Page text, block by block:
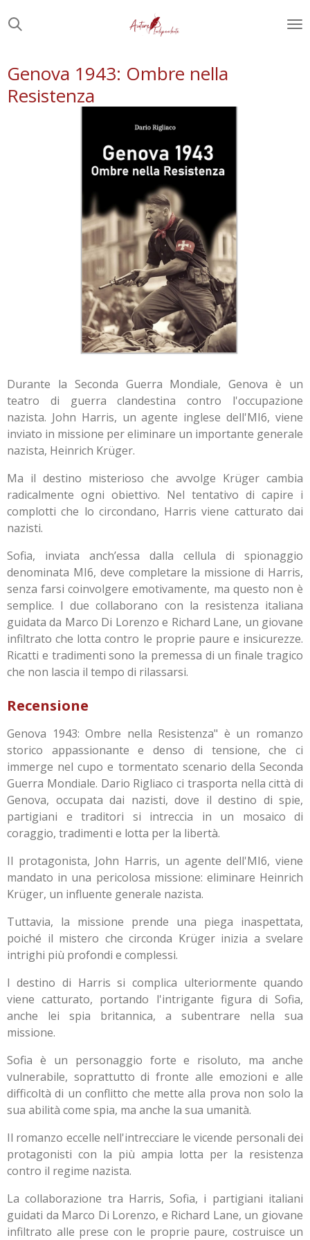
al
Genova 1943: Ombre nella
Resistenza
Durante la Seconda Guerra Mondiale, Genova è un
teatro di guerra clandestina contro l'occupazione
nazista. John Harris, un agente inglese dell'MI6, viene
inviato in missione per eliminare un importante generale
nazista, Heinrich Krüger.
Ma il destino misterioso che avvolge Krüger cambia
radicalmente ogni obiettivo. Nel tentativo di capire i
complotti che lo circondano, Harris viene catturato dai
nazisti.
Sofia, inviata anch’essa dalla cellula di spionaggio
denominata MI6, deve completare la missione di Harris,
senza farsi coinvolgere emotivamente, ma questo non è
semplice. I due collaborano con la resistenza italiana
guidata da Marco Di Lorenzo e Richard Lane, un giovane
infiltrato che lotta contro le proprie paure e insicurezze.
Ricatti e tradimenti sono la premessa di un finale tragico
che non lascia il tempo di rilassarsi.
Recensione
Genova 1943: Ombre nella Resistenza" è un romanzo
storico appassionante e denso di tensione, che ci
immerge nel cupo e tormentato scenario della Seconda
Guerra Mondiale. Dario Rigliaco ci trasporta nella città di
Genova, occupata dai nazisti, dove il destino di spie,
partigiani e traditori si intreccia in un mosaico di
coraggio, tradimenti e lotta per la libertà.
Il protagonista, John Harris, un agente dell'MI6, viene
mandato in una pericolosa missione: eliminare Heinrich
Krüger, un influente generale nazista.
Tuttavia, la missione prende una piega inaspettata,
poiché il mistero che circonda Krüger inizia a svelare
intrighi più profondi e complessi.
l destino di Harris si complica ulteriormente quando
viene catturato, portando l'intrigante figura di Sofia,
anche lei spia britannica, a subentrare nella sua
missione.
Sofia è un personaggio forte e risoluto, ma anche
vulnerabile, soprattutto di fronte alle emozioni e alle
difficoltà di un conflitto che mette alla prova non solo la
sua abilità come spia, ma anche la sua umanità.
Il romanzo eccelle nell'intrecciare le vicende personali dei
protagonisti con la più ampia lotta per la resistenza
contro il regime nazista.
La collaborazione tra Harris, Sofia, i partigiani italiani
guidati da Marco Di Lorenzo, e Richard Lane, un giovane
infiltrato alle prese con le proprie paure, costruisce un